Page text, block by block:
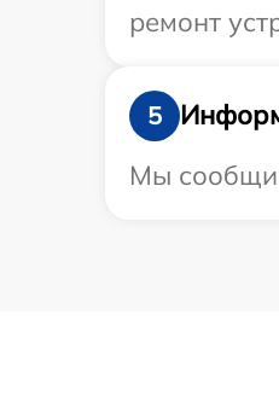
ремонт
5
Мы